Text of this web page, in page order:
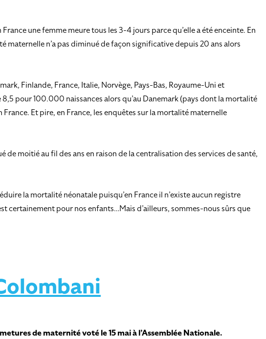
une femme meure tous les 3-4 jours parce qu’elle a été enceinte. En
n’a pas diminué de façon significative depuis 20 ans alors
Finlande, France, Italie, Norvège, Pays-Bas, Royaume-Uni et
pour 100.000 naissances alors qu’au Danemark (pays dont la mortalité
Et pire, en France, les enquêtes sur la mortalité maternelle
moitié au fil des ans en raison de la centralisation des services de santé,
la mortalité néonatale puisqu’en France il n’existe aucun registre
certainement pour nos enfants…Mais d’ailleurs, sommes-nous sûrs que
de maternité voté le 15 mai à l’Assemblée Nationale.